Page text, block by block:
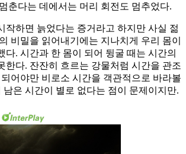
춘다는 데에서는 머리 회전도 멈추었다.
작하면 늙었다는 증거라고 하지만 사실 젊
비밀을 읽어내기에는 지나치게 우리 몸이
다. 시간과 한 몸이 되어 뒹굴 때는 시간의
한다. 잔잔히 흐르는 강물처럼 시간을 관조
어야만 비로소 시간을 객관적으로 바라볼
남은 시간이 별로 없다는 점이 문제이지만.